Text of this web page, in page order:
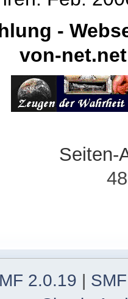
-
von-net.net
Seiten-
2.0.19 |